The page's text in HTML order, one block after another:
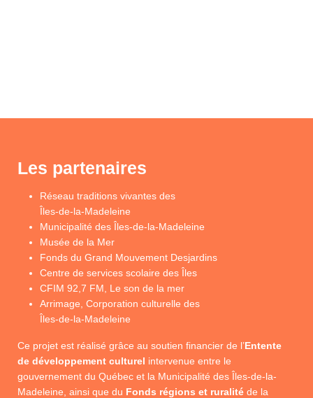
Les partenaires
Réseau traditions vivantes des
Îles-de-la-Madeleine
Municipalité des Îles-de-la-Madeleine
Musée de la Mer
Fonds du Grand Mouvement Desjardins
Centre de services scolaire des Îles
CFIM 92,7 FM, Le son de la mer
Arrimage, Corporation culturelle des
Îles-de-la-Madeleine
Ce projet est réalisé grâce au soutien financier de l’Entente
de développement culturel intervenue entre le
gouvernement du Québec et la Municipalité des Îles-de-la-
Madeleine, ainsi que du Fonds régions et ruralité de la